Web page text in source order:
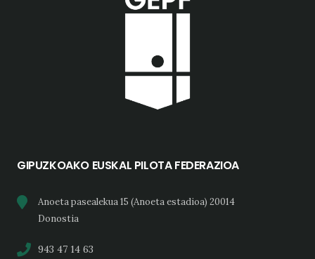
GIPUZKOAKO EUSKAL PILOTA FEDERAZIOA
Anoeta pasealekua 15 (Anoeta estadioa) 20014
Donostia
943 47 14 63